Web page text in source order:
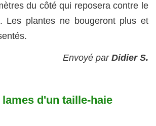
du côté qui reposera contre le
Les plantes ne bougeront plus et
Envoyé par Didier S.
d'un taille-haie